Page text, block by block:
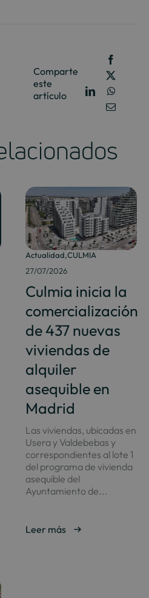
Comparte
este
artículo
Actualidad,CULMIA
27/07/2026
Culmia inicia la
comercialización
de 437 nuevas
viviendas de
alquiler
asequible en
Madrid
Las viviendas, ubicadas en
Usera y Valdebebas y
correspondientes al lote 1
del programa de vivienda
asequible del
Ayuntamiento de...
Leer más